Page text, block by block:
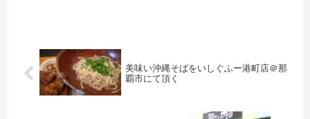
美味い沖縄そばをいしぐふー港町店＠那
覇市にて頂く